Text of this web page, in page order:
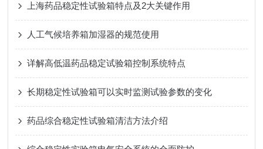
上海药品稳定性试验箱特点及2大关键作用
人工气候培养箱加湿器的规范使用
详解高低温药品稳定试验箱控制系统特点
长期稳定性试验箱可以实时监测试验参数的变化
药品综合稳定性试验箱清洁方法介绍